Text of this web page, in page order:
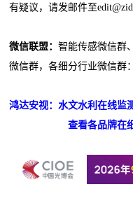
有疑议，请发邮件至
微信联盟：智能传感微信群
微信群，各细分行业微信群：
鸿达安视：水文水利在线监
查看各品牌在